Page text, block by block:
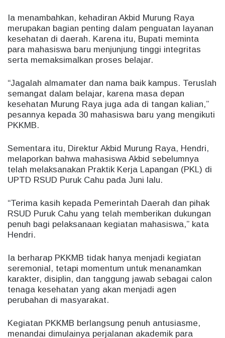
Ia menambahkan, kehadiran Akbid Murung Raya
merupakan bagian penting dalam penguatan layanan
kesehatan di daerah. Karena itu, Bupati meminta
para mahasiswa baru menjunjung tinggi integritas
serta memaksimalkan proses belajar.
“Jagalah almamater dan nama baik kampus. Teruslah
semangat dalam belajar, karena masa depan
kesehatan Murung Raya juga ada di tangan kalian,”
pesannya kepada 30 mahasiswa baru yang mengikuti
PKKMB.
Sementara itu, Direktur Akbid Murung Raya, Hendri,
melaporkan bahwa mahasiswa Akbid sebelumnya
telah melaksanakan Praktik Kerja Lapangan (PKL) di
UPTD RSUD Puruk Cahu pada Juni lalu.
“Terima kasih kepada Pemerintah Daerah dan pihak
RSUD Puruk Cahu yang telah memberikan dukungan
penuh bagi pelaksanaan kegiatan mahasiswa,” kata
Hendri.
Ia berharap PKKMB tidak hanya menjadi kegiatan
seremonial, tetapi momentum untuk menanamkan
karakter, disiplin, dan tanggung jawab sebagai calon
tenaga kesehatan yang akan menjadi agen
perubahan di masyarakat.
Kegiatan PKKMB berlangsung penuh antusiasme,
menandai dimulainya perjalanan akademik para